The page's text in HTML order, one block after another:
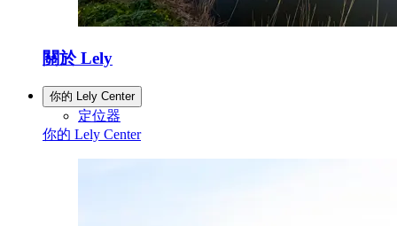
關於 Lely
你的 Lely Center
定位器
你的 Lely Center